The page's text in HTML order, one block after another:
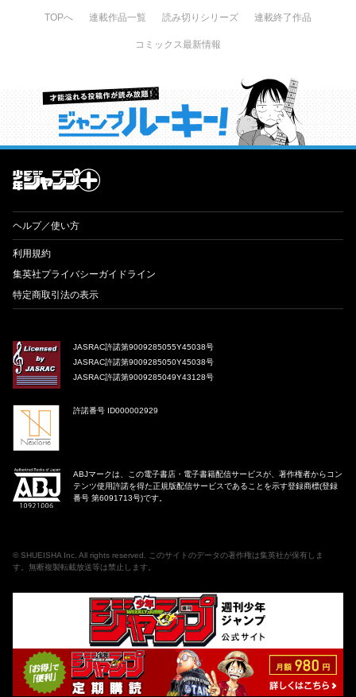
TOPへ 連載作品一覧 読み切りシリーズ 連載終了作品
コミックス最新情報
才能溢れる投稿作が読み放題！ ジャンプルーキー！
ヘルプ／使い方
利用規約
集英社プライバシーガイドライン
特定商取引法の表示
JASRAC許諾第9009285055Y45038号
JASRAC許諾第9009285050Y45038号
JASRAC許諾第9009285049Y43128号
許諾番号 ID000002929
ABJマークは、この電子書店・電子書籍配信サービスが、著作権者からコン
テンツ使用許諾を得た正規版配信サービスであることを示す登録商標(登録
番号 第6091713号)です。
© SHUEISHA Inc . All rights reserved. このサイトのデータの著作権は集英社が保有しま
す。無断複製転載放送等は禁止します。